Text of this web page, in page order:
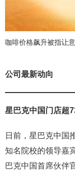
咖啡价格飙升被指让
公司最新动向
星巴克中国门店超
日前，星巴克中国
知名院校的领导嘉
巴克中国首席伙伴